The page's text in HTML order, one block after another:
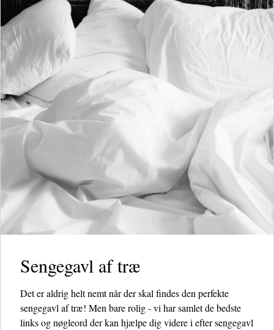
Sengegavl af træ
Det er aldrig helt nemt når der skal findes den perfekte
sengegavl af træ! Men bare rolig - vi har samlet de bedste
links og nøgleord der kan hjælpe dig videre i efter sengegavl